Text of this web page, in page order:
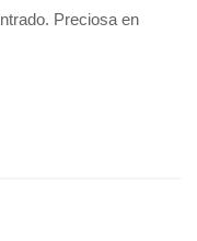
Preciosa en